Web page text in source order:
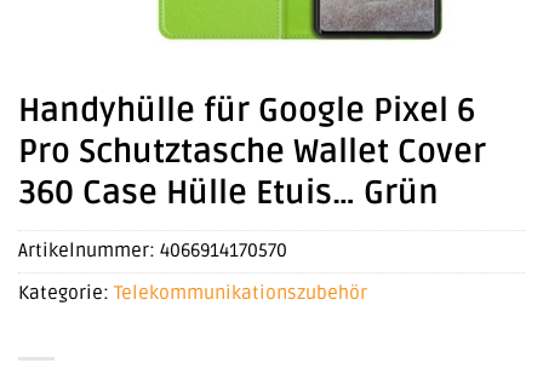
Handyhülle für Google Pixel 6
Pro Schutztasche Wallet Cover
360 Case Hülle Etuis… Grün
Artikelnummer: 4066914170570
Kategorie: Telekommunikationszubehör